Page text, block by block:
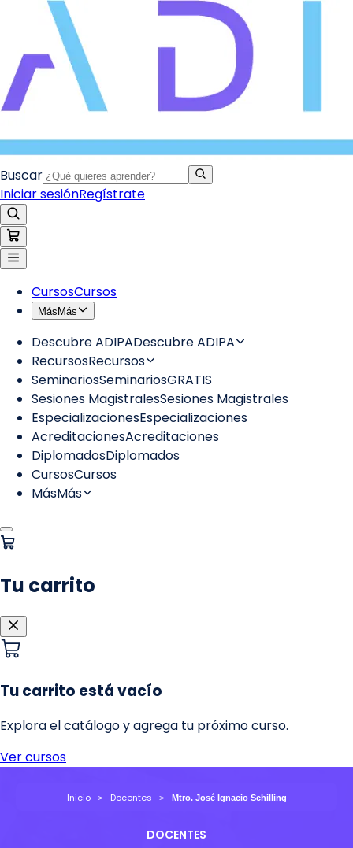
Inicio Docentes Mtro. José Ignacio Schilling
DOCENTES